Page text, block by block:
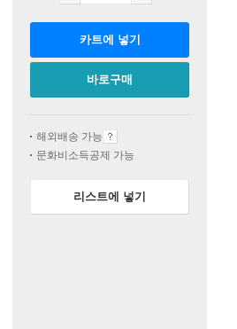
카트에 넣기
바로구매
해외배송 가능
문화비소득공제 가능
리스트에 넣기